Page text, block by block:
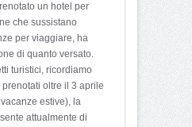
un hotel per
che sussistano
per viaggiare, ha
di quanto versato.
turistici, ricordiamo
oltre il 3 aprile
estive), la
attualmente di